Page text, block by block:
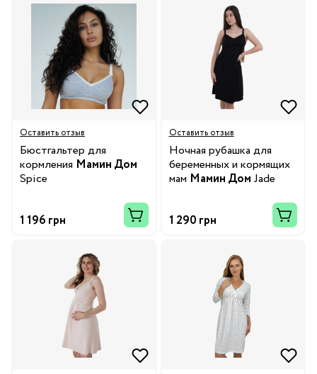
Оставить отзыв
Бюстгальтер для
кормления Мамин Дом
Spice
1 196 грн
Оставить отзыв
Ночная рубашка для
беременных и кормящих
мам Мамин Дом Jade
1 290 грн